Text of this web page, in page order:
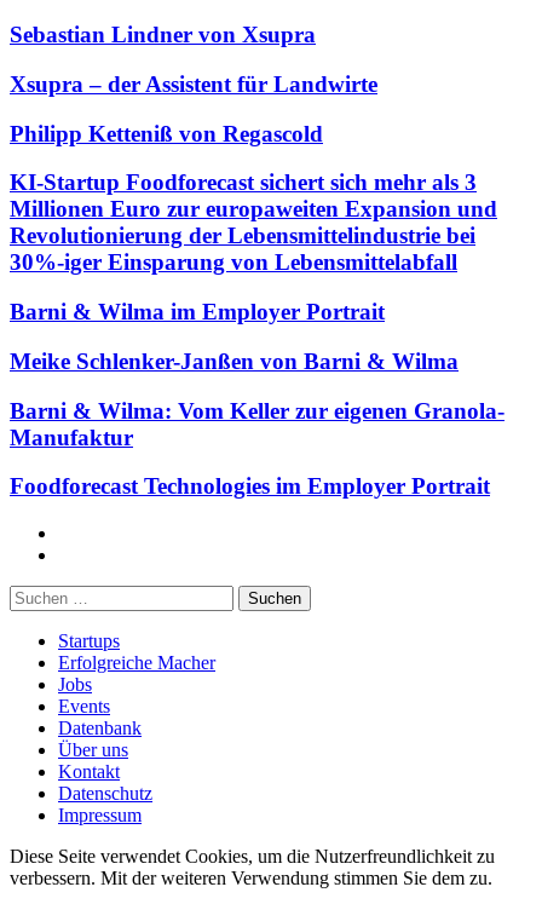
Sebastian Lindner von Xsupra
Xsupra – der Assistent für Landwirte
Philipp Ketteniß von Regascold
KI-Startup Foodforecast sichert sich mehr als 3
Millionen Euro zur europaweiten Expansion und
Revolutionierung der Lebensmittelindustrie bei
30%-iger Einsparung von Lebensmittelabfall
Barni & Wilma im Employer Portrait
Meike Schlenker-Janßen von Barni & Wilma
Barni & Wilma: Vom Keller zur eigenen Granola-
Manufaktur
Foodforecast Technologies im Employer Portrait
Suchen
nach:
Startups
Erfolgreiche Macher
Jobs
Events
Datenbank
Über uns
Kontakt
Datenschutz
Impressum
Diese Seite verwendet Cookies, um die Nutzerfreundlichkeit zu
verbessern. Mit der weiteren Verwendung stimmen Sie dem zu.